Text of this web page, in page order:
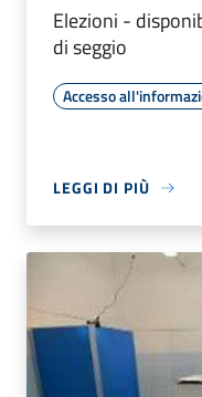
Elezioni -
di seggio
Accesso
LEGGI DI PIÙ